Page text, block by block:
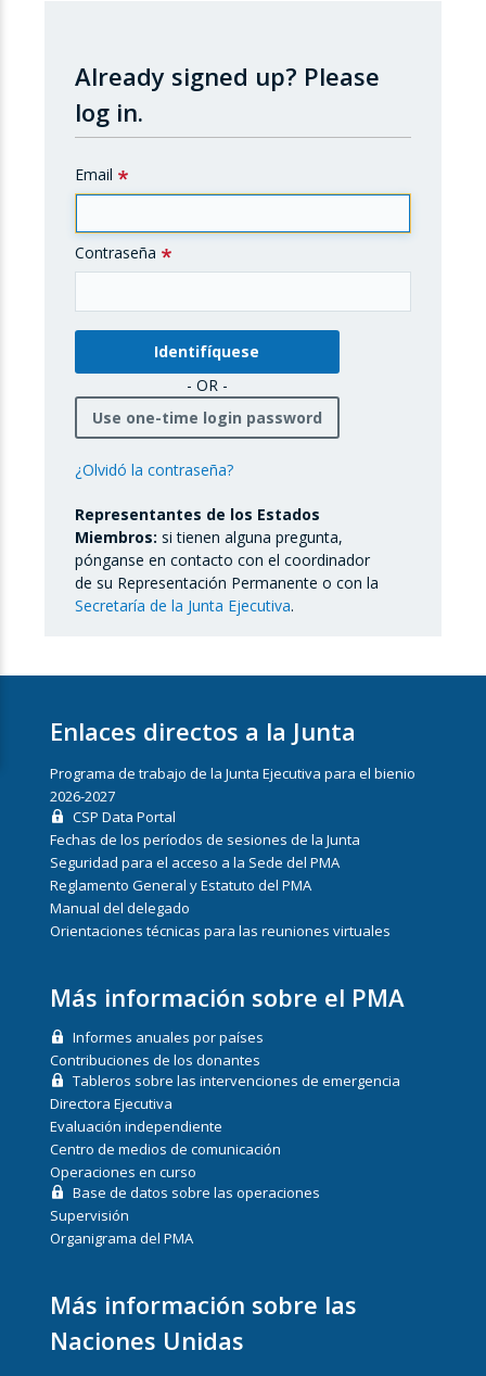
Already signed up? Please
log in.
Email
Contraseña
- OR -
Use one-time login password
¿Olvidó la contraseña?
Representantes de los Estados
Miembros: si tienen alguna pregunta,
pónganse en contacto con el coordinador
de su Representación Permanente o con la
Secretaría de la Junta Ejecutiva.
Enlaces directos a la Junta
Programa de trabajo de la Junta Ejecutiva para el bienio
2026-2027
CSP Data Portal
Fechas de los períodos de sesiones de la Junta
Seguridad para el acceso a la Sede del PMA
Reglamento General y Estatuto del PMA
Manual del delegado
Orientaciones técnicas para las reuniones virtuales
Más información sobre el PMA
Informes anuales por países
Contribuciones de los donantes
Tableros sobre las intervenciones de emergencia
Directora Ejecutiva
Evaluación independiente
Centro de medios de comunicación
Operaciones en curso
Base de datos sobre las operaciones
Supervisión
Organigrama del PMA
Más información sobre las
Naciones Unidas